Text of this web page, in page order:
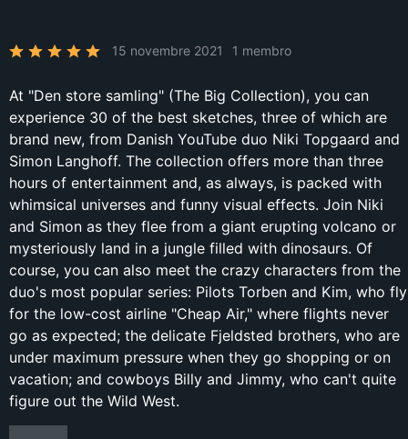
15 novembre 2021 1 membro
At "Den store samling" (The Big Collection), you can
experience 30 of the best sketches, three of which are
brand new, from Danish YouTube duo Niki Topgaard and
Simon Langhoff. The collection offers more than three
hours of entertainment and, as always, is packed with
whimsical universes and funny visual effects. Join Niki
and Simon as they flee from a giant erupting volcano or
mysteriously land in a jungle filled with dinosaurs. Of
course, you can also meet the crazy characters from the
duo's most popular series: Pilots Torben and Kim, who fly
for the low-cost airline "Cheap Air," where flights never
go as expected; the delicate Fjeldsted brothers, who are
under maximum pressure when they go shopping or on
vacation; and cowboys Billy and Jimmy, who can't quite
figure out the Wild West.